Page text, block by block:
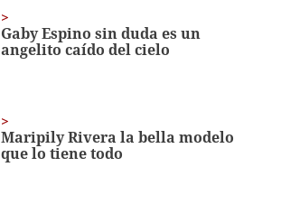
Gaby Espino sin duda es un
angelito caído del cielo
Maripily Rivera la bella modelo
que lo tiene todo